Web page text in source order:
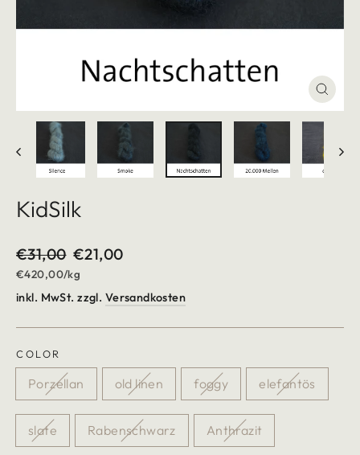
(Esc)
KidSilk
Normaler
Preis
€31,00 Sonderpreis
€21,00
€420,00/kg
inkl. MwSt. zzgl. Versandkosten
COLOR
Porzellan old linen foggy elefantös
slate Rabenschwarz Anthrazit